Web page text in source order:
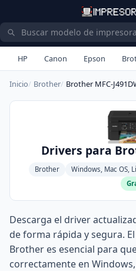
HP Canon Epson
Inicio Brother Brother MFC-
Drivers para
Brother Windows, Mac OS,
Descarga el driver
de forma rápida y segura.
Brother es esencial para
correctamente en